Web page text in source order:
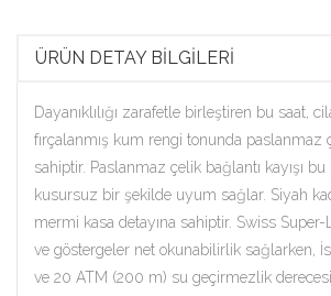
ÜRÜN DETAY BİLGİLERİ
Dayanıklılığı zarafetle birleştiren bu saat,
fırçalanmış kum rengi tonunda paslanmaz
sahiptir. Paslanmaz çelik bağlantı kayışı
kusursuz bir şekilde uyum sağlar. Siyah
mermi kasa detayına sahiptir. Swiss
ve göstergeler net okunabilirlik sağlarken,
ve 20 ATM (200 m) su geçirmezlik